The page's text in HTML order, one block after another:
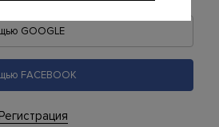
GOOGLE
FACEBOOK
Регистрация